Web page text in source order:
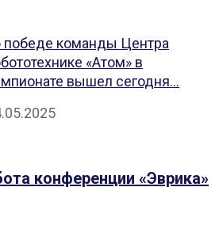
команды Центра
«Атом» в
вышел сегодня...
конференции «Эврика»